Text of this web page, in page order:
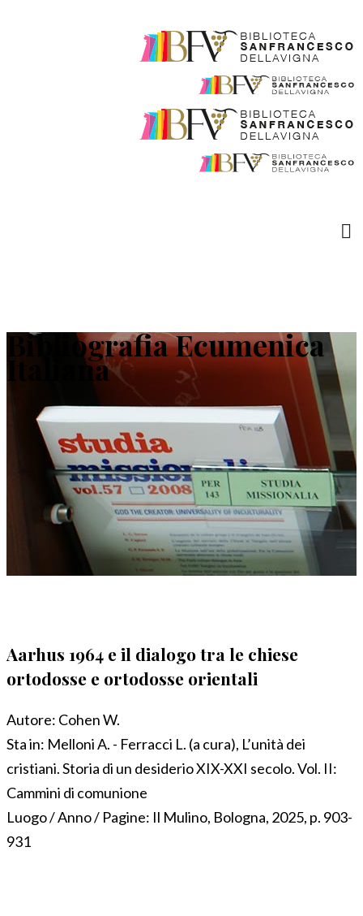
Bibliografia Ecumenica
Italiana
Aarhus 1964 e il dialogo tra le chiese
ortodosse e ortodosse orientali
Autore: Cohen W.
Sta in: Melloni A. - Ferracci L. (a cura), L’unità dei
cristiani. Storia di un desiderio XIX-XXI secolo. Vol. II:
Cammini di comunione
Luogo / Anno / Pagine: Il Mulino, Bologna, 2025, p. 903-
931